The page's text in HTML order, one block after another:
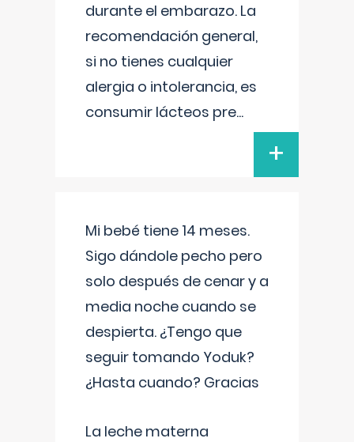
durante el embarazo. La
recomendación general,
si no tienes cualquier
alergia o intolerancia, es
consumir lácteos pre...
+
Mi bebé tiene 14 meses.
Sigo dándole pecho pero
solo después de cenar y a
media noche cuando se
despierta. ¿Tengo que
seguir tomando Yoduk?
¿Hasta cuando? Gracias
La leche materna